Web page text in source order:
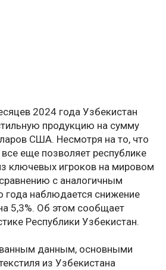
2024 года Узбекистан
продукцию на сумму
США. Несмотря на то, что
еще позволяет республике
ключевых игроков на мировом
с аналогичным
года наблюдается снижение
5,3%. Об этом сообщает
Республики Узбекистан.
данным, основными
из Узбекистана